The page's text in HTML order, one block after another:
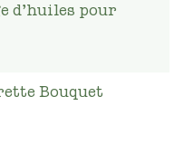
d’huiles pour
Bouquet